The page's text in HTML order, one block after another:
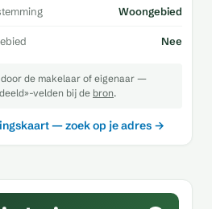
Woongebied
Nee
de makelaar of eigenaar —
velden bij de bron.
— zoek op je adres →